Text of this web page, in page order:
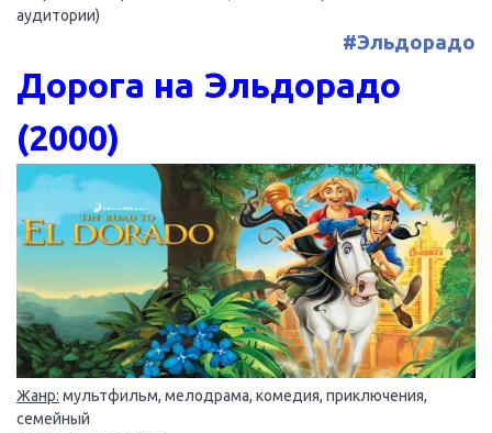
аудитории)
#Эльдорадо
Дорога на Эльдорадо
(2000)
Жанр: мультфильм, мелодрама, комедия, приключения,
семейный